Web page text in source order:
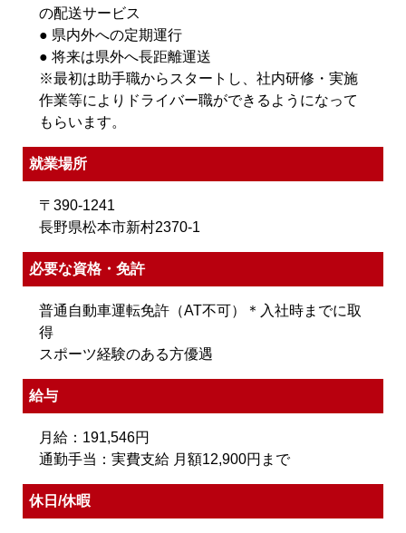
の配送サービス
● 県内外への定期運行
● 将来は県外へ長距離運送
※最初は助手職からスタートし、社内研修・実施
作業等によりドライバー職ができるようになって
もらいます。
就業場所
〒390-1241
長野県松本市新村2370-1
必要な資格・免許
普通自動車運転免許（AT不可）＊入社時までに取
得
スポーツ経験のある方優遇
給与
月給：191,546円
通勤手当：実費支給 月額12,900円まで
休日/休暇